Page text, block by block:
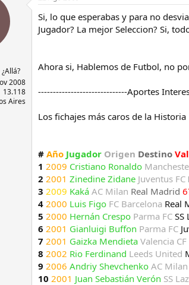
2008
13.118
Aires
Si, lo que esperabas y para no
Jugador? La mejor Seleccion? Si,
Ahora si, Hablemos de Futbol, no
------------------------------Aportes
Los fichajes más caros de la Historia
# Año Jugador Origen Destino
1 2009 Cristiano Ronaldo
2 2001 Zinedine Zidane Juventus FC
3 2009 Kaká AC Milan Real Madrid
4 2000 Luis Figo FC Barcelona Real
5 2000 Hernán Crespo Parma FC SS
6 2001 Gianluigi Buffon Parma FC
7 2001 Gaizka Mendieta Valencia CF
8 2002 Rio Ferdinand Leeds United
9 2006 Andriy Shevchenko AC Milan
10 2001 Juan Sebastián Verón SS